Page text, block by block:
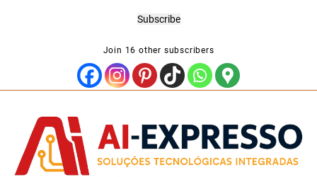
Subscribe
Join 16 other subscribers